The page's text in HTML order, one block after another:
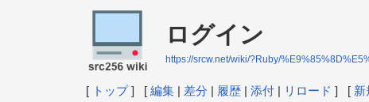
ログイン
https://srcw.net/wiki/?Ruby/
[ トップ] [ 編集| 差分 | 履歴| 添付| リロード ] [ 新